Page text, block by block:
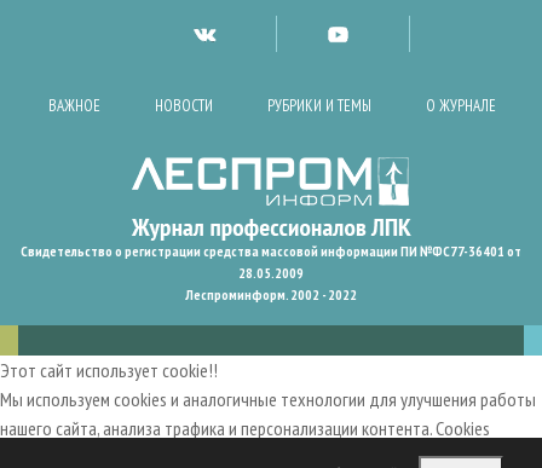
ВАЖНОЕ НОВОСТИ РУБРИКИ И ТЕМЫ О ЖУРНАЛЕ
Свидетельство о регистрации средства массовой информации ПИ №ФС77-36401 от
28.05.2009
Леспроминформ. 2002 - 2022
Этот сайт использует cookie!!
Мы используем cookies и аналогичные технологии для улучшения работы
нашего сайта, анализа трафика и персонализации контента. Cookies